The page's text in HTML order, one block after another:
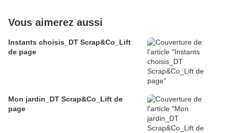
Vous aimerez aussi
Instants choisis_DT Scrap&Co_Lift
de page
Mon jardin_DT Scrap&Co_Lift de
page